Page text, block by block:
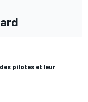
des pilotes et leur